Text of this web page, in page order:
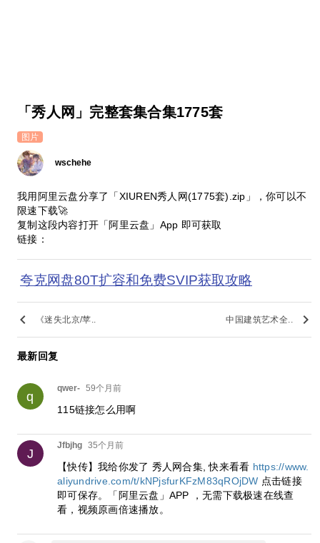
「秀人网」完整套集合集1775套
图片
wschehe
我用阿里云盘分享了「XIUREN秀人网(1775套).zip」，你可以不
限速下载🚀
复制这段内容打开「阿里云盘」App 即可获取
链接：
夸克网盘80T扩容和免费SVIP获取攻略
keyboard_arrow_left 《迷失北京/苹.. 中国建筑艺术全.. keyboard_arrow_right
最新回复
q
qwer- 59个月前
115链接怎么用啊
J
Jfbjhg 35个月前
【快传】我给你发了 秀人网合集, 快来看看 https://www.
aliyundrive.com/t/kNPjsfurKFzM83qROjDW 点击链接
即可保存。「阿里云盘」APP ，无需下载极速在线查
看，视频原画倍速播放。